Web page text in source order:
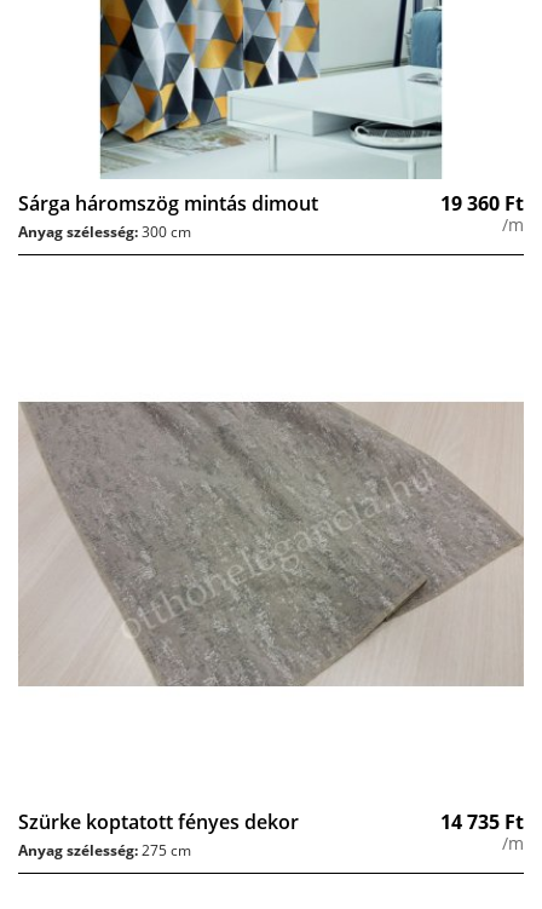
Sárga háromszög mintás dimout 19 360 Ft
/m
Anyag szélesség:300 cm
Szürke koptatott fényes dekor 14 735 Ft
/m
Anyag szélesség:275 cm